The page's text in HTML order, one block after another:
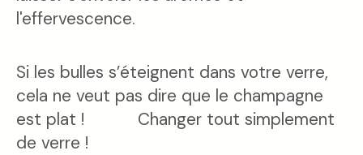
l'effervescence.
Si les bulles s’éteignent dans votre verre,
cela ne veut pas dire que le champagne
est plat ! Changer tout simplement
de verre !